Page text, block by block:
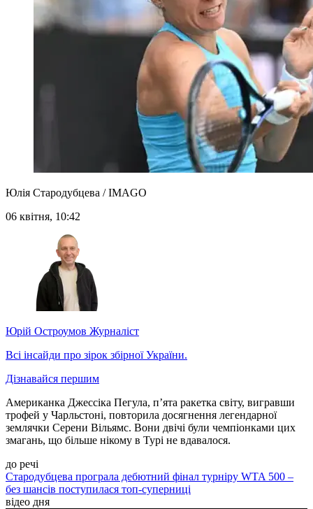
Юлія Стародубцева / IMAGO
06 квітня, 10:42
Юрій Остроумов Журналіст
Всі інсайди про зірок збірної України.
Дізнавайся першим
Американка Джессіка Пегула, п’ята ракетка світу, вигравши
трофей у Чарльстоні, повторила досягнення легендарної
землячки Серени Вільямс. Вони двічі були чемпіонками цих
змагань, що більше нікому в Турі не вдавалося.
до речі
Стародубцева програла дебютний фінал турніру WTA 500 –
без шансів поступилася топ-суперниці
відео дня